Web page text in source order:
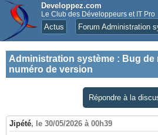
Developpez.com
Le Club des Développeurs et IT Pro
Actus Forum Administration
Administration système : Bug de
numéro de version
Répondre à la
Jipété, le 30/05/2026 à 00h39